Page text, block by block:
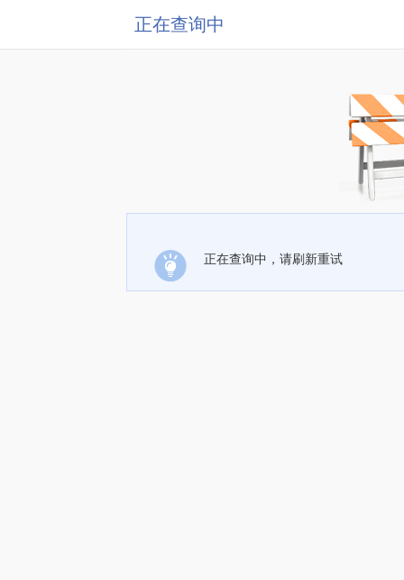
正在查询中
正在查询中，请刷新重试